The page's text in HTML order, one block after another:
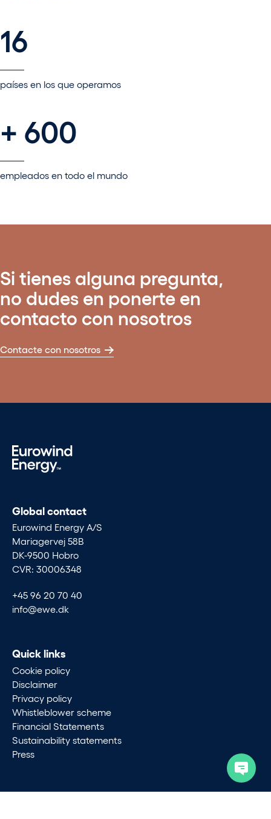
16
países en los que operamos
+ 600
empleados en todo el mundo
Si tienes alguna pregunta,
no dudes en ponerte en
contacto con nosotros
Contacte con nosotros
Global contact
Eurowind Energy A/S
Mariagervej 58B
DK-9500 Hobro
CVR: 30006348
+45 96 20 70 40
info@ewe.dk
Quick links
Cookie policy
Disclaimer
Privacy policy
Whistleblower scheme
Financial Statements
Sustainability statements
Press